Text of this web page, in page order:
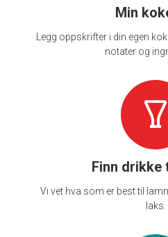
Min
Legg oppskrifter i din egen
notater og
Finn drikke
Vi vet hva som er best til
laks.